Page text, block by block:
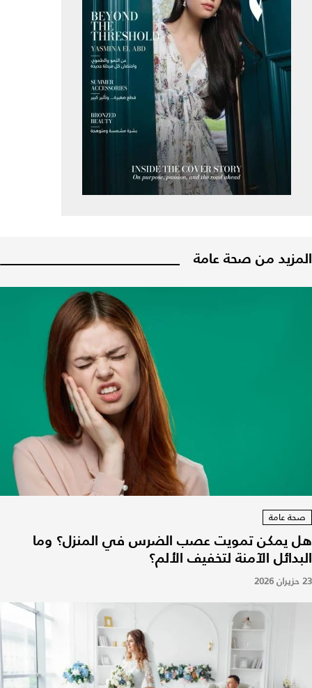
المزيد من صحة عامة
صحة عامة
هل يمكن تمويت عصب الضرس في المنزل؟ وما
البدائل الآمنة لتخفيف الألم؟
23 حزيران 2026